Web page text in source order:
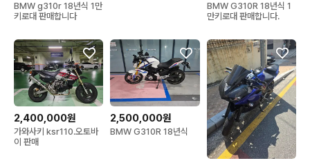
BMW g310r 18년식 1만
키로대 판매합니다
BMW G310R 18년식 1
만키로대 판매합니다.
2,400,000원
가와사키 ksr110.오토바
이 판매
2,500,000원
BMW G310R 18년식